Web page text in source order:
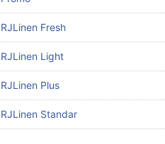
RJLinen Fresh
RJLinen Light
RJLinen Plus
RJLinen Standar